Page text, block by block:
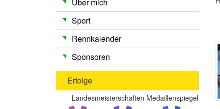
Sport
Rennkalender
Sponsoren
Erfolge
Landesmeisterschaften Medaillenspiegel